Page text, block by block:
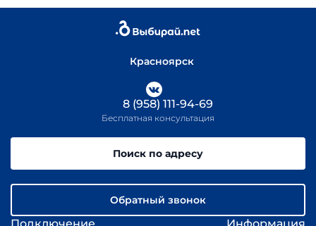
Красноярск
Подключение Информация
8 (958) 111-94-69
Бесплатная консультация
Поиск по адресу
Обратный звонок